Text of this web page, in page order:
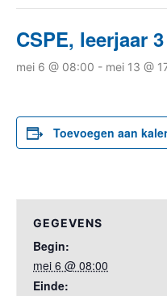
CSPE, leerjaar 3
mei 6 @ 08:00 - mei 13 @
Toevoegen aan
GEGEVENS
Begin:
mei 6 @ 08:00
Einde: